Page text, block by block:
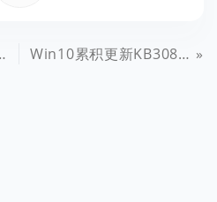
Win10累积更新KB3081424安装失败的解决方法